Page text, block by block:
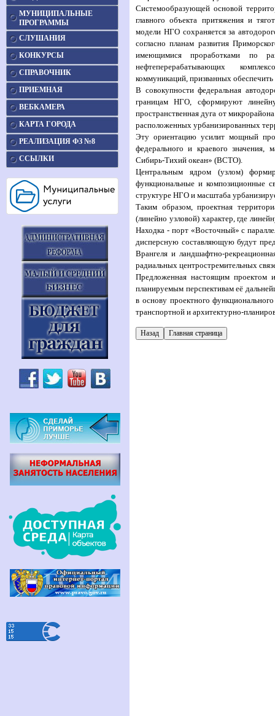
МУНИЦИПАЛЬНЫЕ
ПРОГРАММЫ
СЛУШАНИЯ
КОНКУРСЫ
СПРАВОЧНИК
ПРИЕМНАЯ
ВЕБКАМЕРА
КАРТА ГОРОДА
РЕАЛИЗАЦИЯ ФЗ №8
ССЫЛКИ
Системообразующей основой
главного объекта притяжения и
модели НГО сохраняется за
согласно планам развития
имеющимися проработками по
нефтеперерабатывающих
коммуникаций, призванных
В совокупности федеральная
границам НГО, сформируют
пространственная дуга от
расположенных урбанизированных
Эту ориентацию усилит мощный
федерального и краевого значения,
Сибирь-Тихий океан» (ВСТО).
Центральным ядром (узлом)
функциональные и композиционные
структуре НГО и масштаба
Таким образом, проектная
(линейно узловой) характер, где
Находка - порт «Восточный» с
дисперсную составляющую будут
Врангеля и ландшафтно-
радиальных центростремительных
Предложенная настоящим проектом
планируемым перспективам её
в основу проектного
транспортной и архитектурно-